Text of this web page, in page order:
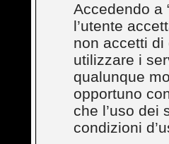
Accedendo a
l’utente
non accetti di
utilizzare i
qualunque
opportuno
che l’uso dei
condizioni